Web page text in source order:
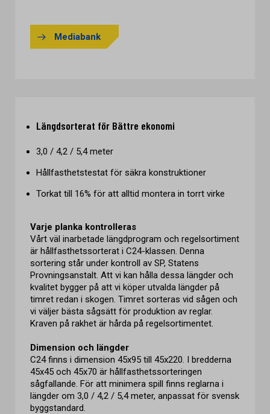
Mediabank
Längdsorterat för Bättre ekonomi
3,0 / 4,2 / 5,4 meter
Hållfasthetstestat för säkra konstruktioner
Torkat till 16% för att alltid montera in torrt virke
Varje planka kontrolleras
Vårt väl inarbetade längdprogram och regelsortiment
är hållfasthetssorterat i C24-klassen. Denna
sortering står under kontroll av SP, Statens
Provningsanstalt. Att vi kan hålla dessa längder och
kvalitet bygger på att vi köper utvalda längder på
timret redan i skogen. Timret sorteras vid sågen och
vi väljer bästa sågsätt för produktion av reglar.
Kraven på rakhet är hårda på regelsortimentet.
Dimension och längder
C24 finns i dimension 45x95 till 45x220. I bredderna
45x45 och 45x70 är hållfasthetssorteringen
sågfallande. För att minimera spill finns reglarna i
längder om 3,0 / 4,2 / 5,4 meter, anpassat för svensk
byggstandard.